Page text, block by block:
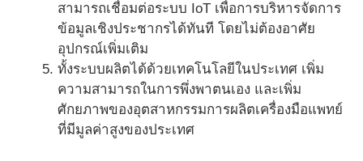
สามารถเชื่อมต่อระบบ IoT เพื่อการบริหารจัดการ
ข้อมูลเชิงประชากรได้ทันที โดยไม่ต้องอาศัย
อุปกรณ์เพิ่มเติม
ทั้งระบบผลิตได้ด้วยเทคโนโลยีในประเทศ เพิ่ม
ความสามารถในการพึ่งพาตนเอง และเพิ่ม
ศักยภาพของอุตสาหกรรมการผลิตเครื่องมือแพทย์
ที่มีมูลค่าสูงของประเทศ